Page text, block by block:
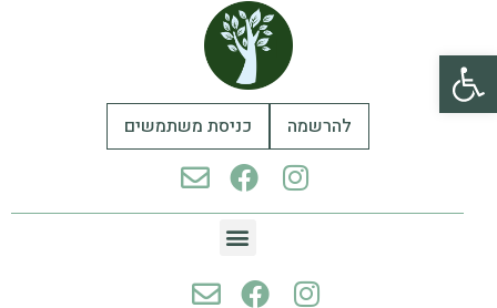
פתח סרגל נגישות
להרשמה כניסת משתמשים